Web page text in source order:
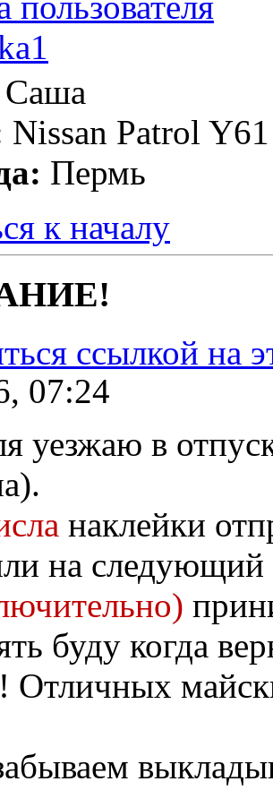
Саша
Nissan Patrol
Пермь
к началу
07:24
уезжаю в
наклейки
на следующий
буду когда
Отличных